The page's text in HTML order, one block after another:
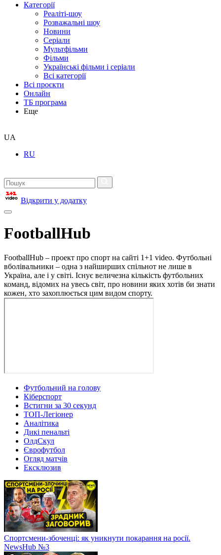
Категорії
Реаліті-шоу
Розважальні шоу
Новини
Серіали
Мультфільми
Фільми
Українські фільми і серіали
Всі категорії
Всі проєкти
Онлайн
ТБ програма
Еще
UA
RU
Відкрити у додатку
FootballHub
FootballHub – проект про спорт на сайті 1+1 video. Футбольні
вболівальники – одна з найширших спільнот не лише в
Україна, але і у світі. Існує величезна кількість футбольних
команд, відомих на увесь світ, про новини яких хотів би знати
кожен, хто захоплюється цим видом спорту.
Футбольний на голову
Кіберспорт
Встигни за 30 секунд
ТОП-Легіонер
Аналітика
Дикі пенальті
ОлдСкул
Єврофутбол
Огляд матчів
Ексклюзив
Спортсмени-збоченці: як уникнути покарання на росії.
NewsHub №3